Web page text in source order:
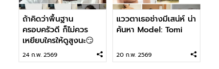
ถ้าคิดว่าพื้นฐาน
ครอบครัวดี ก็ไม่ควร
เหยียบใครให้ดูสูงนะ😏
IG: 2km_djmju
24 ก.พ. 2569
แววตาเธอช่างมีเสน่ห์ น่า
ค้นหา Model: Tomi
20 ก.พ. 2569